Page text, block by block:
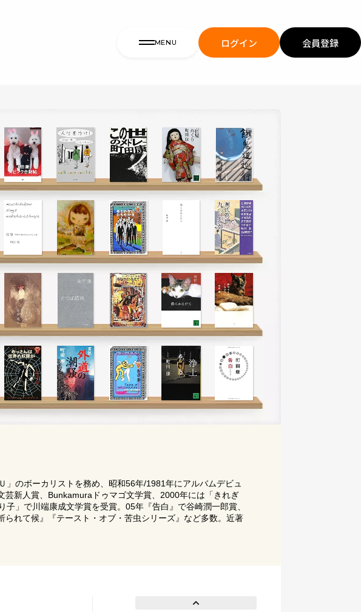
MENU ログイン 会員登録
のボーカリストを務め、昭和56年/1981年にアルバムデビュ
新人賞、Bunkamuraドゥマゴ文学賞、2000年には「きれぎ
」で川端康成文学賞を受賞。05年『告白』で谷崎潤一郎賞、
れて候』『テースト・オブ・苦虫シリーズ』など多数。近著